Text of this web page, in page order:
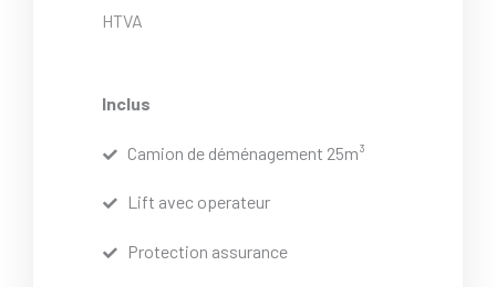
HTVA
Inclus
Camion de déménagement 25m³
Lift avec operateur
Protection assurance